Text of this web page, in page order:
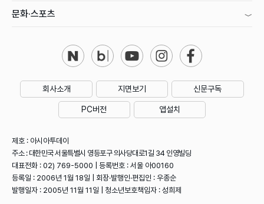
문화·스포츠
회사소개 지면보기 신문구독
PC버전 앱설치
제호 : 아시아투데이
주소 : 대한민국 서울특별시 영등포구 의사당대로1길 34 인영빌딩
대표전화 : 02) 769-5000 | 등록번호 : 서울 아00160
등록일 : 2006년 1월 18일 | 회장·발행인·편집인 : 우종순
발행일자 : 2005년 11월 11일 | 청소년보호책임자 : 성희제